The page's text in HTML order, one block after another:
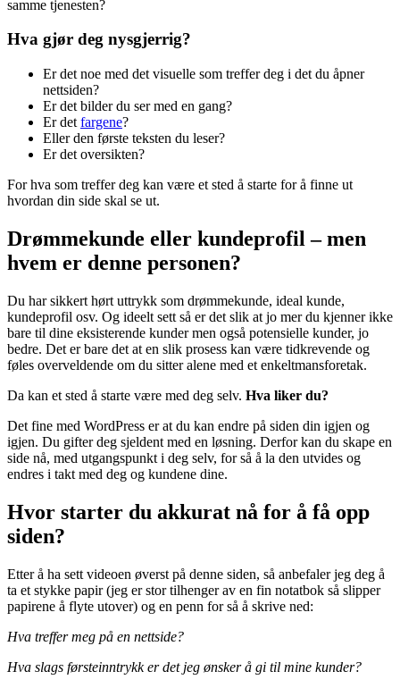
samme tjenesten?
Hva gjør deg nysgjerrig?
Er det noe med det visuelle som treffer deg i det du åpner
nettsiden?
Er det bilder du ser med en gang?
Er det fargene?
Eller den første teksten du leser?
Er det oversikten?
For hva som treffer deg kan være et sted å starte for å finne ut
hvordan din side skal se ut.
Drømmekunde eller kundeprofil – men
hvem er denne personen?
Du har sikkert hørt uttrykk som drømmekunde, ideal kunde,
kundeprofil osv. Og ideelt sett så er det slik at jo mer du kjenner ikke
bare til dine eksisterende kunder men også potensielle kunder, jo
bedre. Det er bare det at en slik prosess kan være tidkrevende og
føles overveldende om du sitter alene med et enkeltmansforetak.
Da kan et sted å starte være med deg selv. Hva liker du?
Det fine med WordPress er at du kan endre på siden din igjen og
igjen. Du gifter deg sjeldent med en løsning. Derfor kan du skape en
side nå, med utgangspunkt i deg selv, for så å la den utvides og
endres i takt med deg og kundene dine.
Hvor starter du akkurat nå for å få opp
siden?
Etter å ha sett videoen øverst på denne siden, så anbefaler jeg deg å
ta et stykke papir (jeg er stor tilhenger av en fin notatbok så slipper
papirene å flyte utover) og en penn for så å skrive ned:
Hva treffer meg på en nettside?
Hva slags førsteinntrykk er det jeg ønsker å gi til mine kunder?